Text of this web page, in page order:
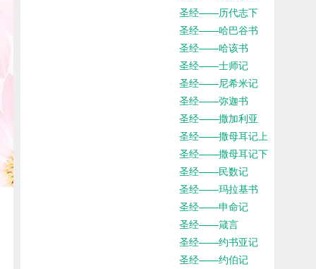
圣经——历代志下
圣经——哈巴谷书
圣经——哈该书
圣经——士师记
圣经——尼希米记
圣经——弥迦书
圣经——撒加利亚
圣经——撒母耳记上
圣经——撒母耳记下
圣经——民数记
圣经——玛拉基书
圣经——申命记
圣经——箴言
圣经——约书亚记
圣经——约伯记